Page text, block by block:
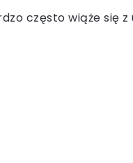
często wiąże się